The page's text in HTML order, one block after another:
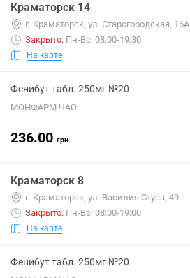
Краматорск 14
г. Краматорск, ул. Старогородская, 16А
Закрыто. Пн-Вс: 08:00-19:30
На карте
Фенибут табл. 250мг №20
МОНФАРМ ЧАО
236.00 грн
Краматорск 8
г. Краматорск, ул. Василия Стуса, 49
Закрыто. Пн-Вс: 08:00-19:00
На карте
Фенибут табл. 250мг №20